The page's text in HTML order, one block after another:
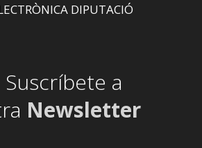
DIPUTACIÓ
Suscríbete a
Newsletter